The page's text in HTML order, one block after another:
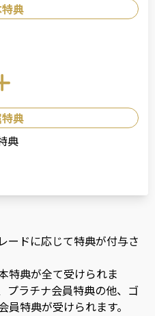
典
典
典
ードに応じて特典が付与さ
特典が全て受けられま
ラチナ会員特典の他、ゴ
特典が受けられます。